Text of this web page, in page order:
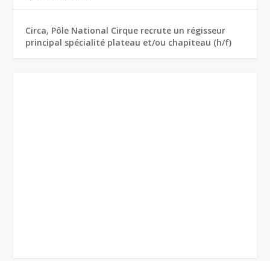
Circa, Pôle National Cirque recrute un régisseur
principal spécialité plateau et/ou chapiteau (h/f)